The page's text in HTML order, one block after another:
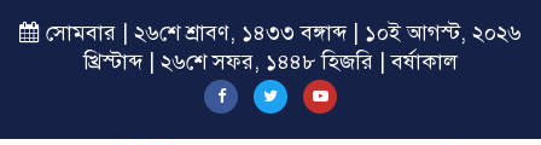
সোমবার | ২৬শে শ্রাবণ, ১৪৩৩ বঙ্গাব্দ | ১০ই আগস্ট, ২০২৬
খ্রিস্টাব্দ | ২৬শে সফর, ১৪৪৮ হিজরি | বর্ষাকাল